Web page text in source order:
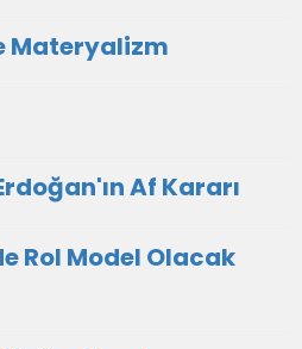
Materyalizm
Af Kararı
Rol Model Olacak